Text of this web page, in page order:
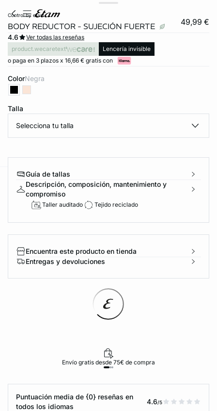
INVISIBLE
control by etam
BODY REDUCTOR - SUJECIÓN FUERTE 49,99 €
4.6
Ver todas las reseñas
product.wecaretext
Lencería invisible
o paga en 3 plazos x 16,66 € gratis con
Color negra
Talla
Selecciona tu talla
Guía de tallas
Descripción, composición, mantenimiento y
compromiso
Taller auditado Tejido reciclado
Encuentra este producto en tienda
Entregas y devoluciones
Envío gratis desde 75€ de compra
Puntuación media de {0} reseñas en
todos los idiomas
4.6/5